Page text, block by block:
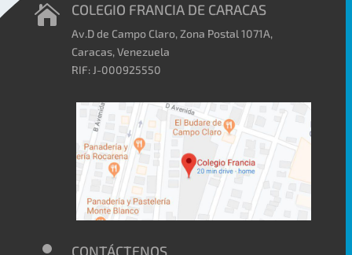
 COLEGIO FRANCIA DE CARACAS
Av.D de Campo Claro, Zona Postal 1071A,
Caracas, Venezuela
RIF: J-000925550
CONTÁCTENOS